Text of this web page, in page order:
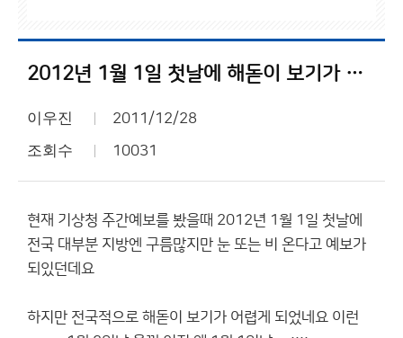
2012년 1월 1일 첫날에 해돋이 보기가 어렵게 되었네요....?
이우진 2011/12/28
조회수 10031
현재 기상청 주간예보를 봤을때 2012년 1월 1일 첫날에
전국 대부분 지방엔 구름많지만 눈 또는 비 온다고 예보가
되있던데요
하지만 전국적으로 해돋이 보기가 어렵게 되었네요 이런